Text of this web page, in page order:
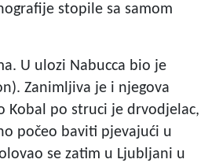
stopile sa samom
U ulozi Nabucca bio je
Zanimljiva je i njegova
Kobal po struci je drvodjelac,
počeo baviti pjevajući u
se zatim u Ljubljani u